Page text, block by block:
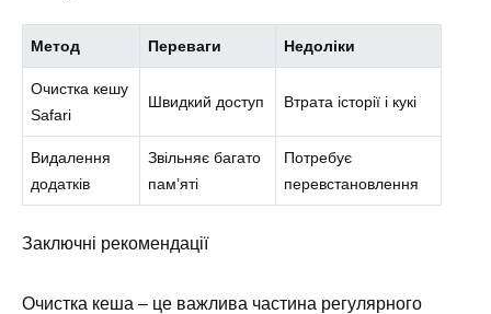
Метод Переваги Недоліки
Очистка кешу
Safari
Швидкий доступ Втрата історії і кукі
Видалення
додатків
Звільняє багато
пам’яті
Потребує
перевстановлення
Заключні рекомендації
Очистка кеша – це важлива частина регулярного